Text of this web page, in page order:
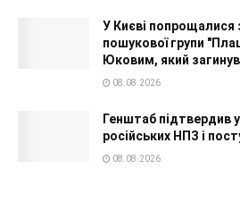
У Києві попрощалися
пошукової групи
Юковим, який
08.08.2026
Генштаб підтвердив
російських НПЗ і
08.08.2026